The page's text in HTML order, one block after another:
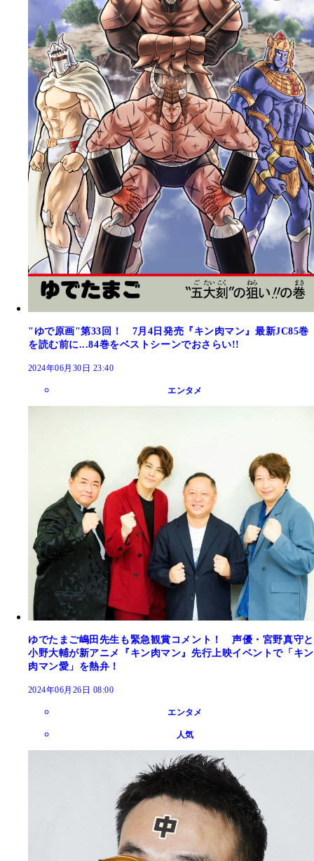
"ゆで原画"第33回！ 7月4日発売『キン肉マン』最新JC85巻
を読む前に...84巻をベストシーンでおさらい!!
2024年06月30日 23:40
エンタメ
ゆでたまご嶋田先生も緊急観賞コメント！ 声優・宮野真守と
小野大輔が新アニメ『キン肉マン』先行上映イベントで「キン
肉マン愛」を熱弁！
2024年06月26日 08:00
エンタメ
人気